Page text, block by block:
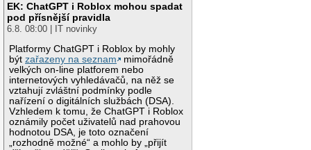
EK: ChatGPT i Roblox mohou spadat
pod přísnější pravidla
6.8. 08:00 | IT novinky
Platformy ChatGPT i Roblox by mohly
býtzařazeny na seznam
mimořádně
velkých on-line platforem nebo
internetových vyhledávačů, na něž se
vztahují zvláštní podmínky podle
nařízení o digitálních službách (DSA).
Vzhledem k tomu, že ChatGPT i Roblox
oznámily počet uživatelů nad prahovou
hodnotou DSA, je toto označení
„rozhodně možné“ a mohlo by „přijít